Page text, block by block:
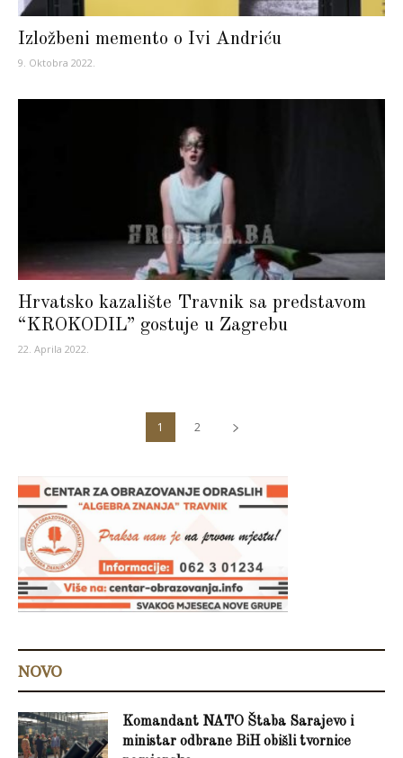
Izložbeni memento o Ivi Andriću
9. Oktobra 2022.
Hrvatsko kazalište Travnik sa predstavom
“KROKODIL” gostuje u Zagrebu
22. Aprila 2022.
1 2
NOVO
Komandant NATO Štaba Sarajevo i
ministar odbrane BiH obišli tvornice